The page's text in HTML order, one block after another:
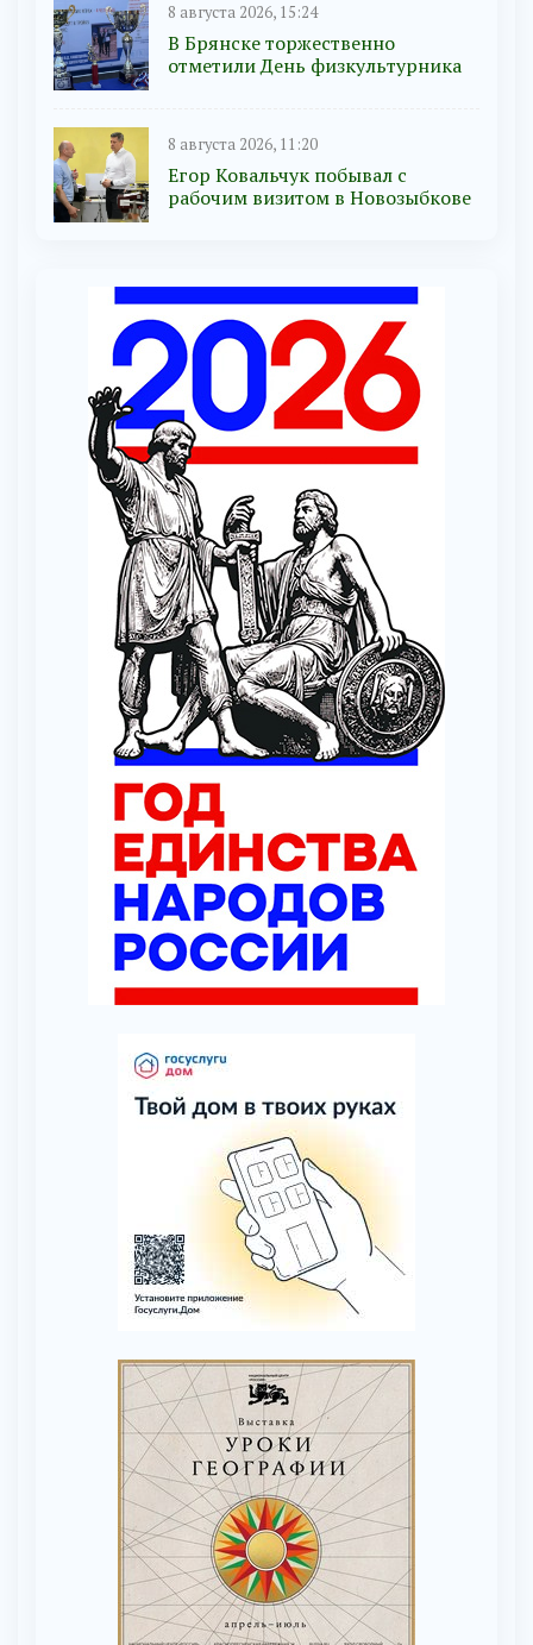
8 августа 2026, 15:24
В Брянске торжественно
отметили День физкультурника
8 августа 2026, 11:20
Егор Ковальчук побывал с
рабочим визитом в Новозыбкове